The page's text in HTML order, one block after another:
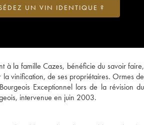
à la famille Cazes, bénéficie du savoir faire,
la vinification, de ses propriétaires. Ormes de
Exceptionnel lors de la révision du
intervenue en juin 2003.
UN VIN IDENTIQUE ?